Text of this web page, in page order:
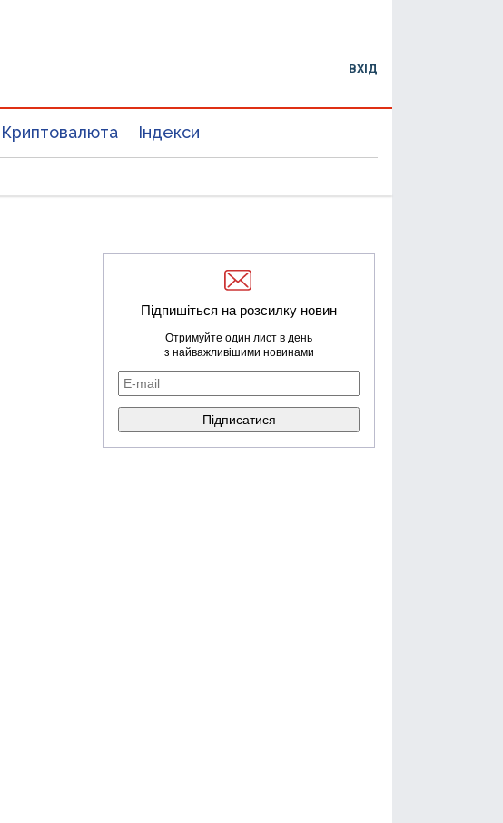
ВХІД
Криптовалюта Індекси
Підпишіться на розсилку новин
Отримуйте один лист в день
з найважливішими новинами